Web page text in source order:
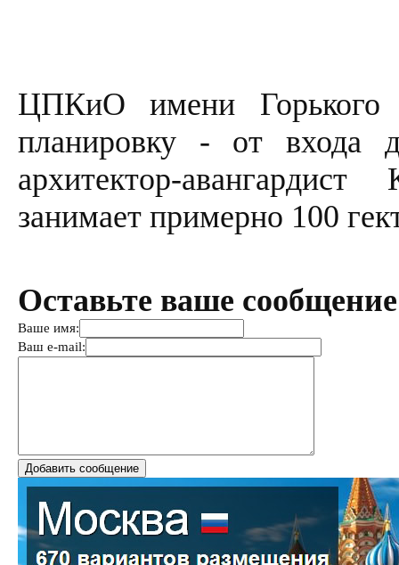
ЦПКиО имени
планировку - от входа
архитектор-
занимает примерно 100
Оставьте ваше
Ваше имя:
Ваш e-mail: